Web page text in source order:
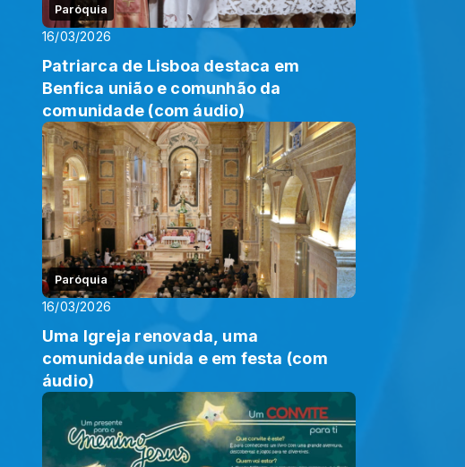
Paróquia
16/03/2026
Patriarca de Lisboa destaca em
Benfica união e comunhão da
comunidade (com áudio)
Paróquia
16/03/2026
Uma Igreja renovada, uma
comunidade unida e em festa (com
áudio)